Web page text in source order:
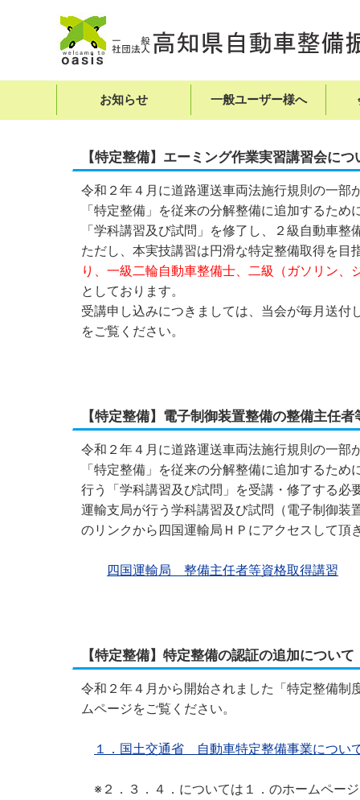
お知らせ 一般ユーザー様へ
【特定整備】エーミング作業実習講習会につ
令和２年４月に道路運送車両法施行規則の一
「特定整備」を従来の分解整備に追加するた
「学科講習及び試問」を修了し、２級自動車
ただし、本実技講習は円滑な特定整備取得を目
り、一級二輪自動車整備士、二級（ガソリン
としております。
受講申し込みにつきましては、当会が毎月送
をご覧ください。
【特定整備】電子制御装置整備の整備主任
令和２年４月に道路運送車両法施行規則の一
「特定整備」を従来の分解整備に追加するた
行う「学科講習及び試問」を受講・修了する必
運輸支局が行う学科講習及び試問（電子制御
のリンクから四国運輸局ＨＰにアクセスして頂
四国運輸局 整備主任者等資格取得講習
【特定整備】特定整備の認証の追加について
令和２年４月から開始されました「特定整備
ムページをご覧ください。
１．国土交通省 自動車特定整備事業につい
※２．３．４．については１．のホームペー